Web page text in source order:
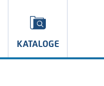
KATALOGE